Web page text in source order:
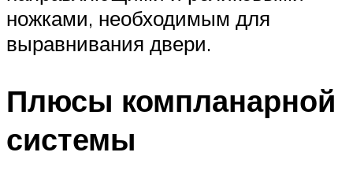
ножками, необходимым для
выравнивания двери.
Плюсы компланарной
системы